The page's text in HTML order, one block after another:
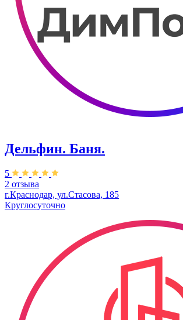
Дельфин. Баня.
5
2 отзыва
г.Краснодар, ул.Стасова, 185
Круглосуточно